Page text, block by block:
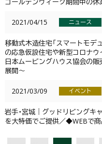
ゴールデンウィーク期間中の休
2021/04/15 ニュース
移動式木造住宅「スマートモデ
の応急仮設住宅や新型コロナウ
日本ムービングハウス協会の
展開～
2021/03/09 イベント
岩手・宮城｜グッドリビングキ
を大特価でご提供／◆WEBで